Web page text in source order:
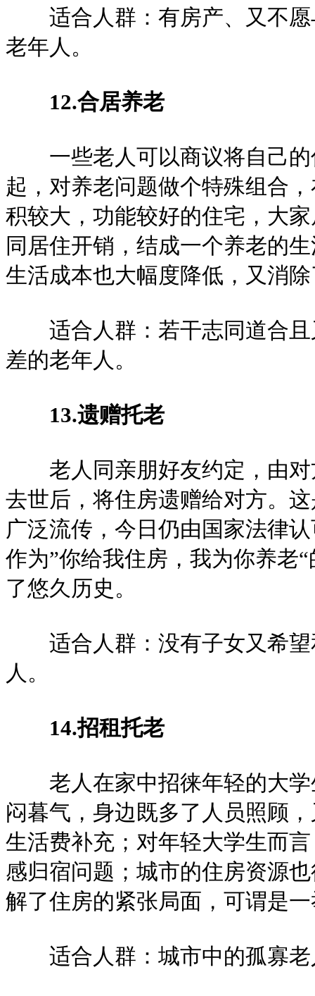
适合人群：有房产、又不愿
老年人。
12.合居养老
一些老人可以商议将自己的
起，对养老问题做个特殊组合
积较大，功能较好的住宅，大
同居住开销，结成一个养老的
生活成本也大幅度降低，又消
适合人群：若干志同道合且
差的老年人。
13.遗赠托老
老人同亲朋好友约定，由对
去世后，将住房遗赠给对方。
广泛流传，今日仍由国家法律
作为”你给我住房，我为你养老
了悠久历史。
适合人群：没有子女又希望
人。
14.招租托老
老人在家中招徕年轻的大学
闷暮气，身边既多了人员照顾
生活费补充；对年轻大学生而
感归宿问题；城市的住房资源
解了住房的紧张局面，可谓是
适合人群：城市中的孤寡老